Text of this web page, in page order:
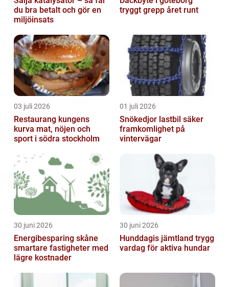
du bra betalt och gör en
miljöinsats
tryggt grepp året runt
03 juli 2026
Restaurang kungens
kurva mat, nöjen och
sport i södra stockholm
01 juli 2026
Snökedjor lastbil säker
framkomlighet på
vintervägar
30 juni 2026
Energibesparing skåne
smartare fastigheter med
lägre kostnader
30 juni 2026
Hunddagis jämtland trygg
vardag för aktiva hundar